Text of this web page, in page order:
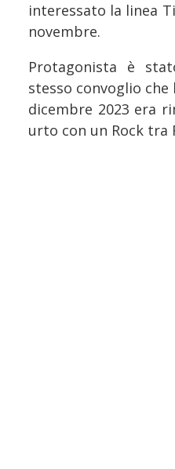
interessato la linea
novembre.
Protagonista è
stesso convoglio che
dicembre 2023 era
urto con un Rock tra